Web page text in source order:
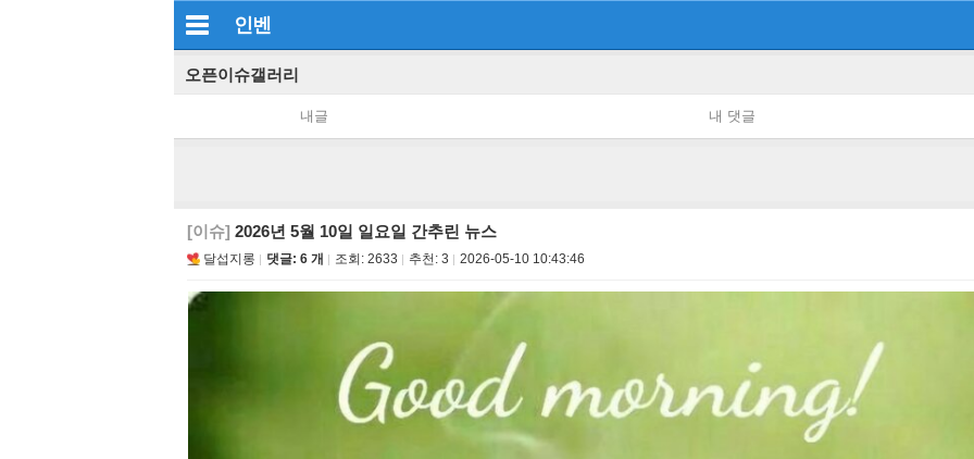
인벤
오픈이슈갤러리
내글 내 댓글
[이슈] 2026년 5월 10일 일요일 간추린 뉴스
달섭지롱 댓글: 6 개 조회: 2633 추천: 3 2026-05-10 10:43:46